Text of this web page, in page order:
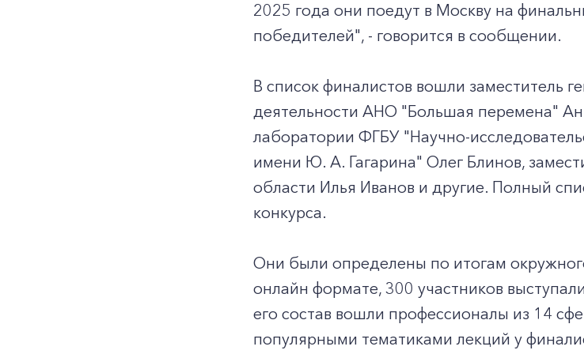
2025 года они поедут в Москву на
победителей", - говорится в сообщении.
В список финалистов вошли заместитель
деятельности АНО "Большая перемена"
лаборатории ФГБУ "Научно-
имени Ю. А. Гагарина" Олег Блинов,
области Илья Иванов и другие. Полный
конкурса.
Они были определены по итогам
онлайн формате, 300 участников
его состав вошли профессионалы из 14
популярными тематиками лекций у